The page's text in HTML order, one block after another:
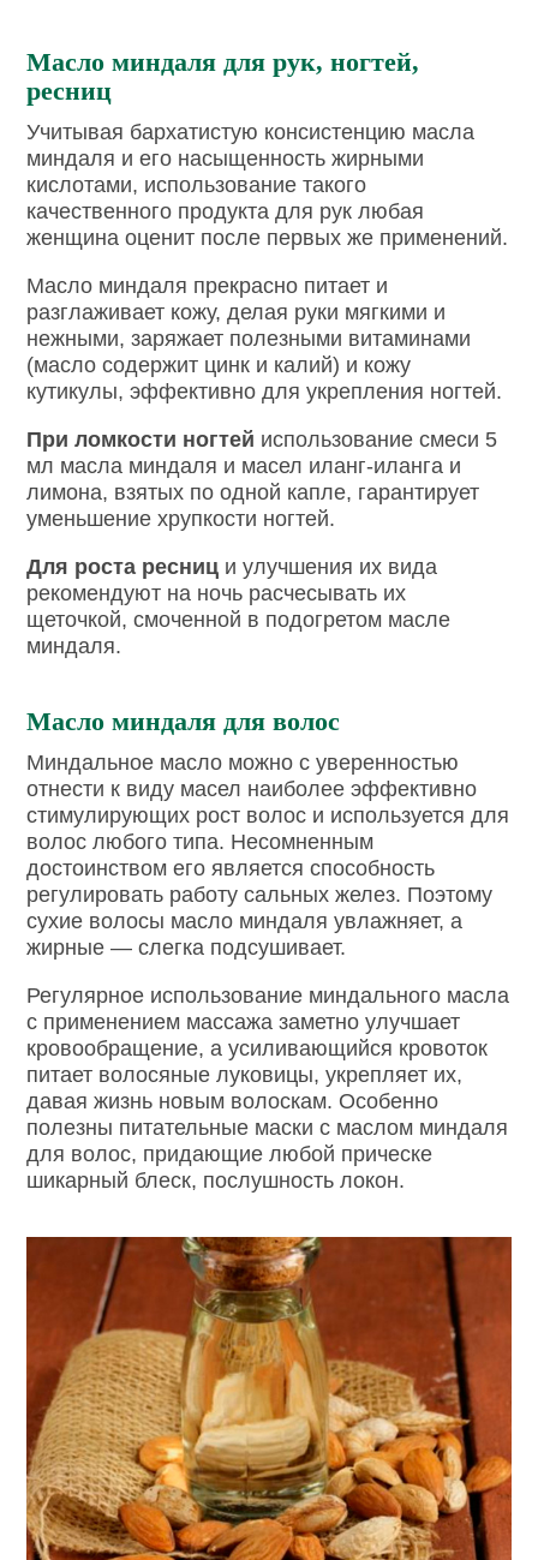
Масло миндаля для рук, ногтей,
ресниц
Учитывая бархатистую консистенцию масла
миндаля и его насыщенность жирными
кислотами, использование такого
качественного продукта для рук любая
женщина оценит после первых же применений.
Масло миндаля прекрасно питает и
разглаживает кожу, делая руки мягкими и
нежными, заряжает полезными витаминами
(масло содержит цинк и калий) и кожу
кутикулы, эффективно для укрепления ногтей.
При ломкости ногтей использование смеси 5
мл масла миндаля и масел иланг-иланга и
лимона, взятых по одной капле, гарантирует
уменьшение хрупкости ногтей.
Для роста ресниц и улучшения их вида
рекомендуют на ночь расчесывать их
щеточкой, смоченной в подогретом масле
миндаля.
Масло миндаля для волос
Миндальное масло можно с уверенностью
отнести к виду масел наиболее эффективно
стимулирующих рост волос и используется для
волос любого типа. Несомненным
достоинством его является способность
регулировать работу сальных желез. Поэтому
сухие волосы масло миндаля увлажняет, а
жирные — слегка подсушивает.
Регулярное использование миндального масла
с применением массажа заметно улучшает
кровообращение, а усиливающийся кровоток
питает волосяные луковицы, укрепляет их,
давая жизнь новым волоскам. Особенно
полезны питательные маски с маслом миндаля
для волос, придающие любой прическе
шикарный блеск, послушность локон.